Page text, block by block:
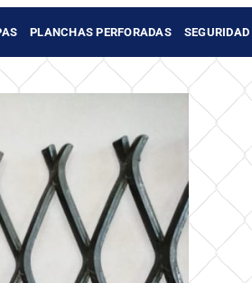
PLANCHAS PERFORADAS SEGURIDAD
Añadir
lista de
deseos